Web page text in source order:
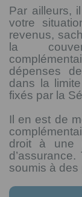
Par ailleurs,
votre
revenus,
la
dépenses
dans la
fixés par la
Il en est de
droit à une
soumis à